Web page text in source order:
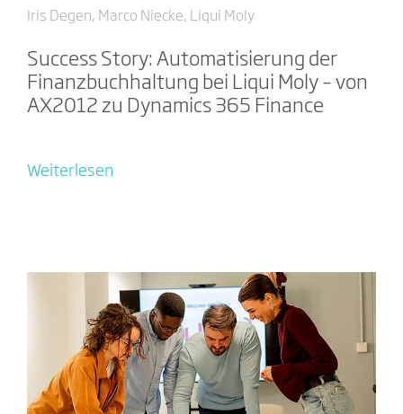
Iris Degen, Marco Niecke, Liqui Moly
Success Story: Automatisierung der
Finanzbuchhaltung bei Liqui Moly – von
AX2012 zu Dynamics 365 Finance
Weiterlesen